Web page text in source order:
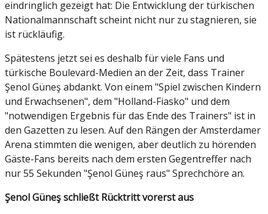
eindringlich gezeigt hat: Die Entwicklung der türkischen
Nationalmannschaft scheint nicht nur zu stagnieren, sie
ist rückläufig.
Spätestens jetzt sei es deshalb für viele Fans und
türkische Boulevard-Medien an der Zeit, dass Trainer
Şenol Güneş abdankt. Von einem "Spiel zwischen Kindern
und Erwachsenen", dem "Holland-Fiasko" und dem
"notwendigen Ergebnis für das Ende des Trainers" ist in
den Gazetten zu lesen. Auf den Rängen der Amsterdamer
Arena stimmten die wenigen, aber deutlich zu hörenden
Gäste-Fans bereits nach dem ersten Gegentreffer nach
nur 55 Sekunden "Şenol Güneş raus" Sprechchöre an.
Şenol Güneş schließt Rücktritt vorerst aus